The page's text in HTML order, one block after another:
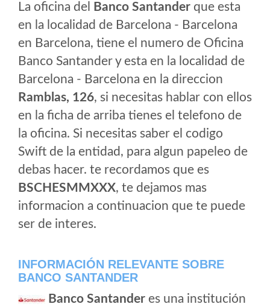
La oficina del Banco Santander que esta
en la localidad de Barcelona - Barcelona
en Barcelona, tiene el numero de Oficina
Banco Santander y esta en la localidad de
Barcelona - Barcelona en la direccion
Ramblas, 126, si necesitas hablar con ellos
en la ficha de arriba tienes el telefono de
la oficina. Si necesitas saber el codigo
Swift de la entidad, para algun papeleo de
debas hacer. te recordamos que es
BSCHESMMXXX, te dejamos mas
informacion a continuacion que te puede
ser de interes.
INFORMACIÓN RELEVANTE SOBRE
BANCO SANTANDER
Banco Santander es una institución